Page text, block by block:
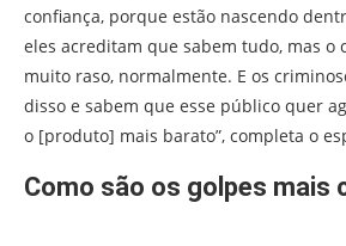
confiança, porque estão nascendo
eles acreditam que sabem tudo, mas o
muito raso, normalmente. E os
disso e sabem que esse público quer
o [produto] mais barato”, completa o
Como são os golpes mais